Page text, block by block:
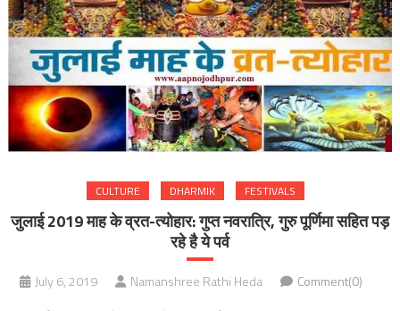
CULTURE DHARMIK FESTIVALS
जुलाई 2019 माह के व्रत-त्योहार: गुप्त नवरात्रि, गुरु पूर्णिमा सहित पड़
रहे है ये पर्व
July 6, 2019 Namanshree Rathi Heda Comment(0)